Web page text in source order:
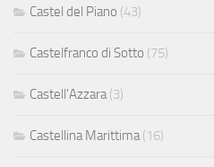
Castel del Piano (43)
Castelfranco di Sotto (75)
Castell'Azzara (3)
Castellina Marittima (16)